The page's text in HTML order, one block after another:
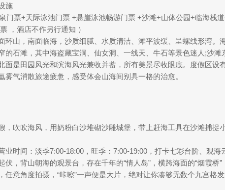
施
门票+天际泳池门票 +悬崖泳池畅游门票 +沙滩+山体公园+临海栈
，酒店不作另行通知 ）
环山，南面临海，沙质细腻、水质清洁、滩平波缓、呈螺线形湾
石滩，其中海盗藏宝洞、仙女洞、一线天、牛石等景色迷人;沙
面是田园风光和滨海风光兼收并蓄，所有美景尽收眼底。度假区设
气消散旅途疲惫，感受体会山海间别具一格的治愈。
吹吹海风，用奶粉白沙堆砌沙雕城堡，带上赶海工具在沙滩捕捉
时间：淡季7:00-18:00，旺季：7:00-19:00，打卡七彩台阶、观
，背山朝海的观景台，存在千年的“情人岛”，横跨海面的“烟霞桥
意角度拍摄，“咔嚓”一声便是大片，绝对让你凑够无数个九宫格发